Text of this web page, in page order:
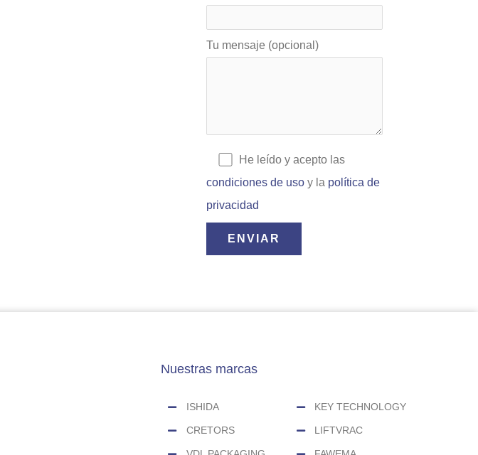
Tu mensaje (opcional)
He leído y acepto las
condiciones de uso y la política de
privacidad
Nuestras marcas
ISHIDA
CRETORS
KEY TECHNOLOGY
LIFTVRAC